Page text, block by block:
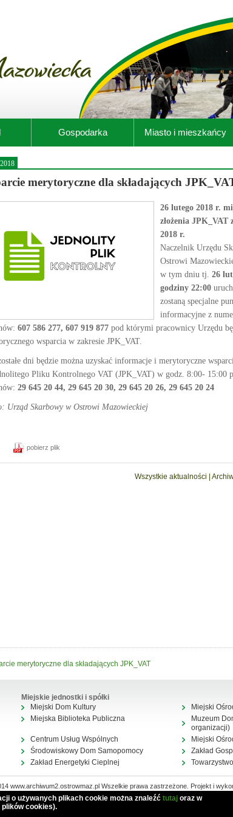
Gospodarka Miasto i mieszkańcy
merytoryczne dla składających
26 lutego 2018 r.
złożenia JPK_VAT
2018 r.
Naczelnik Urzędu
Ostrowi
w tym dniu tj. 26
godziny 22:00
zostaną specjalne
informacyjne z
607 586 277, 607 919 877 pod którymi pracownicy Urzędu
wsparcia w zakresie JPK_VAT.
dni będzie można uzyskać informacje i merytoryczne
Pliku Kontrolnego VAT (JPK_VAT) w godz. 8:00- 15:00
29 645 20 44, 29 645 20 30, 29 645 20 26, 29 645 20 24
Urząd Skarbowy w Ostrowi Mazowieckiej
pobierz plik
Wszystkie aktualności |
merytoryczne dla składających JPK_VAT
Miejskie jednostki i spółki
Miejski Dom Kultury
Miejski
Miejska Biblioteka Publiczna
Muzeum
organizacji)
Centrum Usług Wspólnych
Miejski
Środowiskowy Dom Samopomocy
Zakład
Zakład Energetyki Cieplnej
www.archiwum2.ostrowmaz.pl Wszelkie prawa zastrzeżone. Projekt i
Mapa serwisu
o używanych plikach cookie można znaleźć tutaj oraz w
cookies).